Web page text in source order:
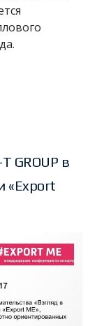
GROUP в
«Export